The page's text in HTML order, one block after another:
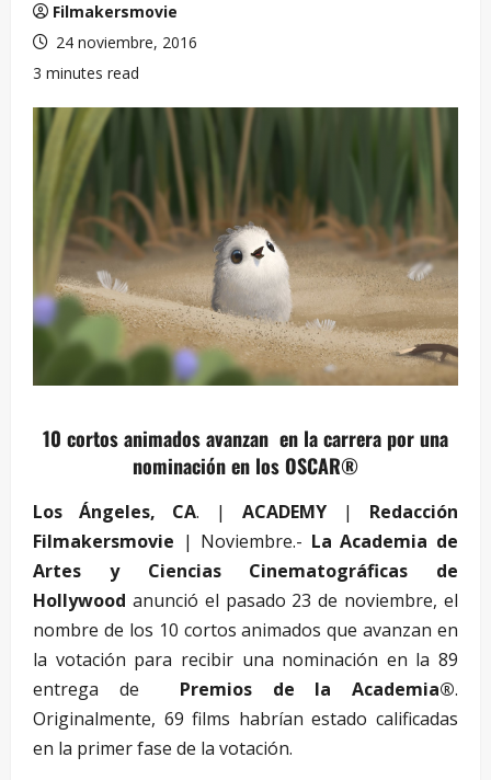
Filmakersmovie
24 noviembre, 2016
3 minutes read
10 cortos animados avanzan en la carrera por una
nominación en los OSCAR®
Los Ángeles, CA. | ACADEMY | Redacción
Filmakersmovie | Noviembre.- La Academia de
Artes y Ciencias Cinematográficas de
Hollywood anunció el pasado 23 de noviembre, el
nombre de los 10 cortos animados que avanzan en
la votación para recibir una nominación en la 89
entrega de Premios de la Academia®.
Originalmente, 69 films habrían estado calificadas
en la primer fase de la votación.